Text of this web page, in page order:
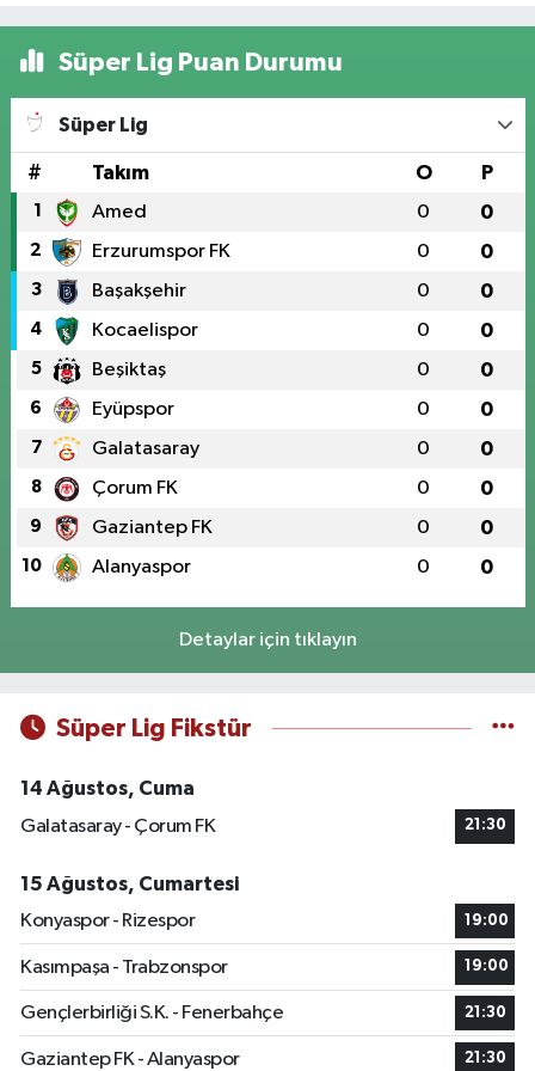
Süper Lig Puan Durumu
Süper Lig
# Takım O P
1 Amed 0 0
2 Erzurumspor FK 0 0
3 Başakşehir 0 0
4 Kocaelispor 0 0
5 Beşiktaş 0 0
6 Eyüpspor 0 0
7 Galatasaray 0 0
8 Çorum FK 0 0
9 Gaziantep FK 0 0
10 Alanyaspor 0 0
Detaylar için tıklayın
Süper Lig Fikstür
14 Ağustos, Cuma
Galatasaray - Çorum FK
21:30
15 Ağustos, Cumartesi
Konyaspor - Rizespor
19:00
Kasımpaşa - Trabzonspor 19:00
Gençlerbirliği S.K. - Fenerbahçe 21:30
Gaziantep FK - Alanyaspor 21:30